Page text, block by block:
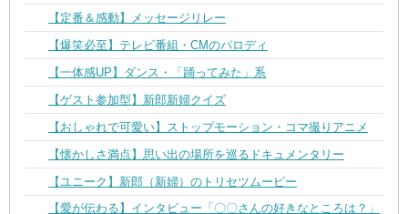
【定番＆感動】メッセージリレー
【爆笑必至】テレビ番組・CMのパロディ
【一体感UP】ダンス・「踊ってみた」系
【ゲスト参加型】新郎新婦クイズ
【おしゃれで可愛い】ストップモーション・コマ撮りアニメ
【懐かしさ満点】思い出の場所を巡るドキュメンタリー
【ユニーク】新郎（新婦）のトリセツムービー
【愛が伝わる】インタビュー「〇〇さんの好きなところは？」